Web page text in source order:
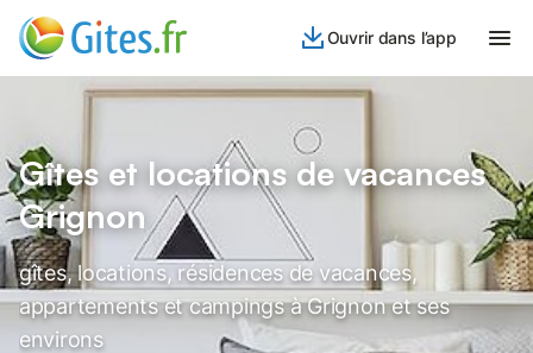
Ouvrir dans l’app
Gîtes et locations de vacances
Grignon
gîtes, locations, résidences de vacances,
appartements et campings à Grignon et ses
environs